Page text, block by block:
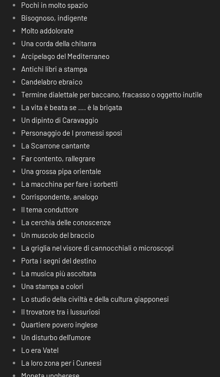
Pochi in molto spazio
Bisognoso, indigente
Molto addolorate
Una corda della chitarra
Arcipelago del Mediterraneo
Antichi libri a stampa
Candelabro ebraico
Termine dialettale per baccano, fracasso o oggetto inutile
La vita è beata se …. è la brigata
Un dipinto di Caravaggio
Personaggio de I promessi sposi
La Scarrone cantante
Far contento, rallegrare
Una grossa pipa orientale
La macchina per fare i sorbetti
Corrispondente, analogo
Il tema conduttore
La cerchia delle conoscenze
Un muscolo del braccio
La griglia nel visore di cannocchiali o microscopi
Porta i segni del destino
La musica più ascoltata
Una stampa a colori
Lo studio della civiltà e della cultura giapponesi
Il trovatore tra i lussuriosi
Quartiere povero inglese
Un disturbo dell’umore
Lo era Vatel
La loro zona per i Cuneesi